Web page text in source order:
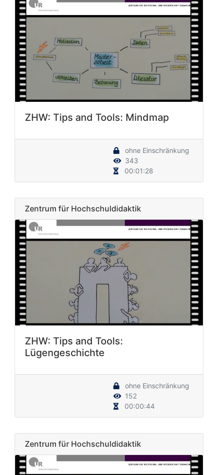
ZHW: Tips and Tools: Mindmap
ohne Einschränkung
343
00:01:28
Zentrum für Hochschuldidaktik
ZHW: Tips and Tools:
Lügengeschichte
ohne Einschränkung
152
00:00:44
Zentrum für Hochschuldidaktik